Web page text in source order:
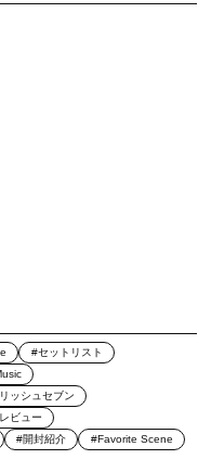
#セットリスト
ッシュセブン
ビュー
#開封紹介
#Favorite Scene